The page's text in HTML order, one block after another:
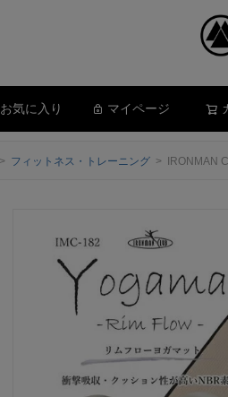
お気に入り マイページ
フィットネス・トレーニング IRONMAN